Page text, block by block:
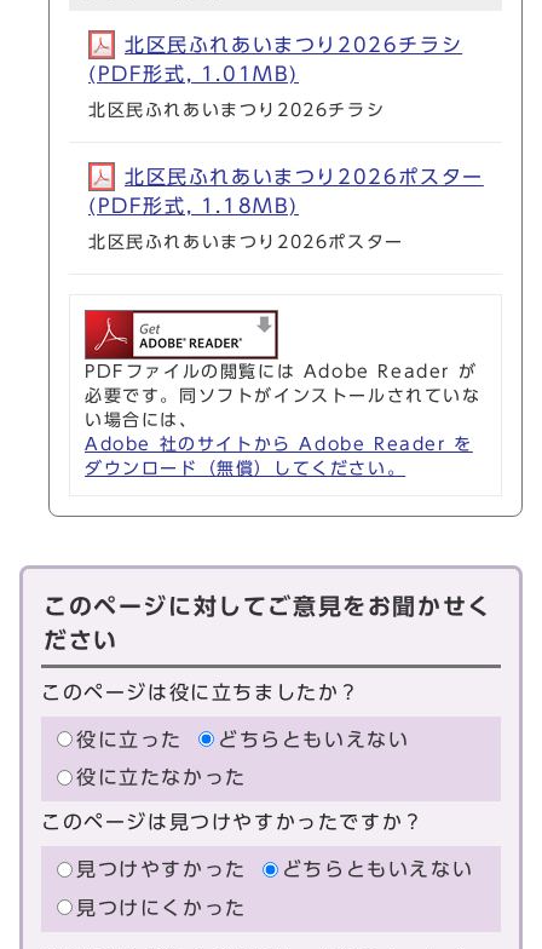
北区民ふれあいまつり2026チラシ
(PDF形式, 1.01MB)
北区民ふれあいまつり2026チラシ
北区民ふれあいまつり2026ポスター
(PDF形式, 1.18MB)
北区民ふれあいまつり2026ポスター
PDFファイルの閲覧には Adobe Reader が
必要です。同ソフトがインストールされていな
い場合には、
Adobe 社のサイトから Adobe Reader を
ダウンロード（無償）してください。
このページに対してご意見をお聞かせく
ださい
このページは役に立ちましたか？
役に立った
どちらともいえない
役に立たなかった
このページは見つけやすかったですか？
見つけやすかった
どちらともいえない
見つけにくかった